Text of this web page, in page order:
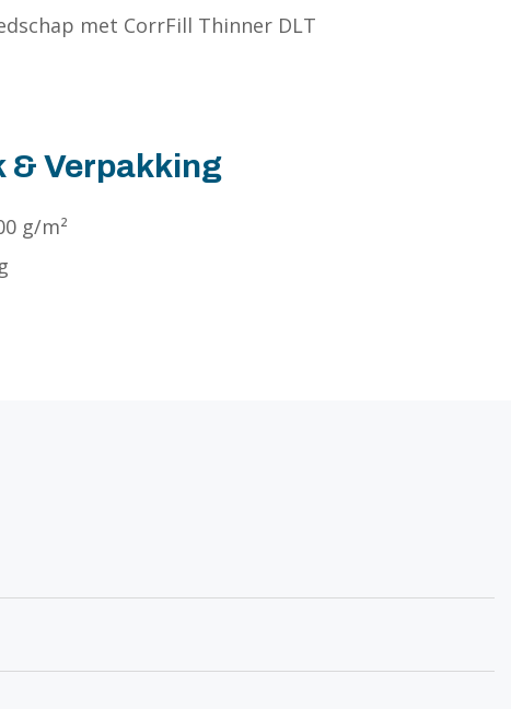
met CorrFill Thinner DLT
& Verpakking
g/m²